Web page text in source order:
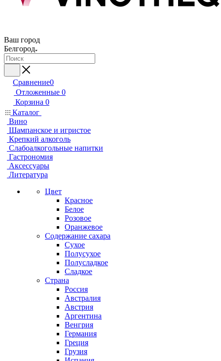
Ваш город
Белгород
Сравнение0
Отложенные 0
Корзина 0
Каталог
Вино
Шампанское и игристое
Крепкий алкоголь
Слабоалкогольные напитки
Гастрономия
Аксессуары
Литература
Цвет
Красное
Белое
Розовое
Оранжевое
Содержание сахара
Сухое
Полусухое
Полусладкое
Сладкое
Страна
Россия
Австралия
Австрия
Аргентина
Венгрия
Германия
Греция
Грузия